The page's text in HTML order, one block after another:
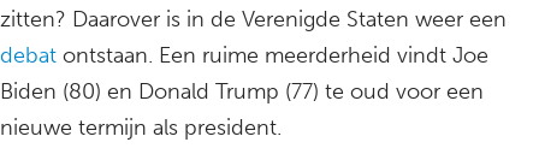
zitten? Daarover is in de Verenigde Staten weer een
debat ontstaan. Een ruime meerderheid vindt Joe
Biden (80) en Donald Trump (77) te oud voor een
nieuwe termijn als president.